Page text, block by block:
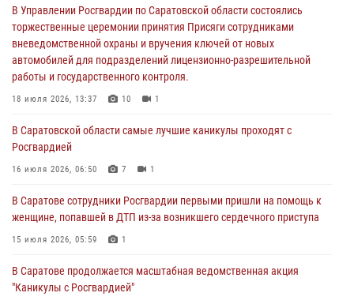
автомобилей для подразделений лицензионно-разрешительной
работы и государственного контроля.
18 июля 2026, 13:37 10 1
В Саратовской области самые лучшие каникулы проходят с
Росгвардией
В Саратове сотрудники Росгвардии первыми пришли на помощь к
женщине, попавшей в ДТП из-за возникшего сердечного приступа
В Саратове продолжается масштабная ведомственная акция
"Каникулы с Росгвардией"
В Саратовской области при содействии спецназа Росгвардии
В Управлении Росгвардии по Саратовской области состоялись
торжественные церемонии принятия Присяги сотрудниками
вневедомственной охраны и вручения ключей от новых
автомобилей для подразделений лицензионно-разрешительной
работы и государственного контроля.
18 июля 2026, 13:37 10 1
В Саратовской области самые лучшие каникулы проходят с
Росгвардией
16 июля 2026, 06:50 7 1
В Саратове сотрудники Росгвардии первыми пришли на помощь к
женщине, попавшей в ДТП из-за возникшего сердечного приступа
15 июля 2026, 05:59 1
В Саратове продолжается масштабная ведомственная акция
"Каникулы с Росгвардией"